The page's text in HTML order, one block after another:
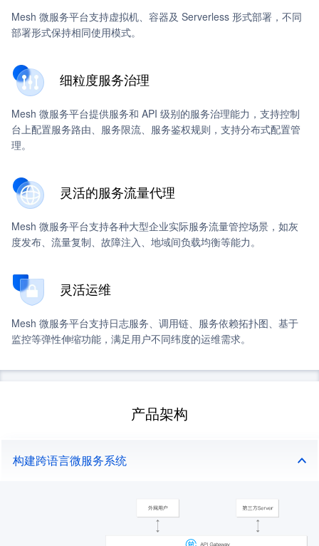
Mesh 微服务平台支持虚拟机、容器及 Serverless 形式部署，不同
部署形式保持相同使用模式。
细粒度服务治理
Mesh 微服务平台提供服务和 API 级别的服务治理能力，支持控制
台上配置服务路由、服务限流、服务鉴权规则，支持分布式配置管
理。
灵活的服务流量代理
Mesh 微服务平台支持各种大型企业实际服务流量管控场景，如灰
度发布、流量复制、故障注入、地域间负载均衡等能力。
灵活运维
Mesh 微服务平台支持日志服务、调用链、服务依赖拓扑图、基于
监控等弹性伸缩功能，满足用户不同纬度的运维需求。
产品架构
构建跨语言微服务系统